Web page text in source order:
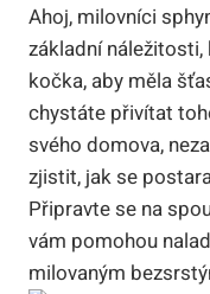
Ahoj, milovníci
základní
kočka, aby měla
chystáte přivítat
svého domova,
zjistit, jak se
Připravte se na
vám pomohou
milovaným